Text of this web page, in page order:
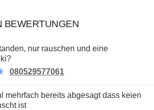
BEWERTUNGEN
080529577061
ist